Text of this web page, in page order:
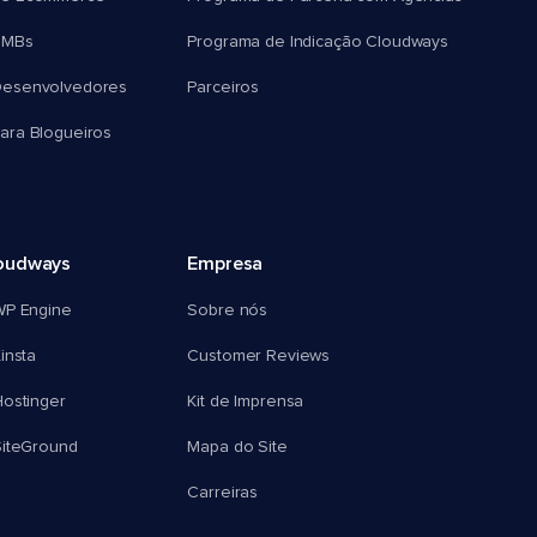
Blogueiros
Programa de Indicação Cloudways
Parceiros
Engine
Empresa
Sobre nós
Customer Reviews
Kit de Imprensa
Mapa do Site
Carreiras